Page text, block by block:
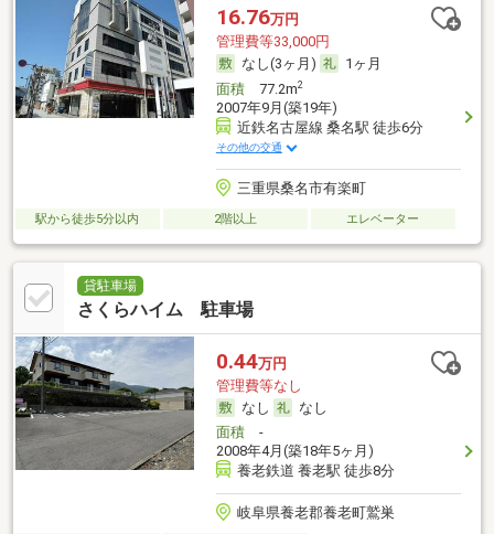
16.76万円
管理費等33,000円
なし(3ヶ月)
1ヶ月
面積77.2m2
2007年9月(築19年)
近鉄名古屋線 桑名駅 徒歩6分
その他の交通
三重県桑名市有楽町
駅から徒歩5分以内 2階以上 エレベーター
貸駐車場
さくらハイム 駐車場
0.44万円
管理費等なし
なし
なし
面積-
2008年4月(築18年5ヶ月)
養老鉄道 養老駅 徒歩8分
岐阜県養老郡養老町鷲巣